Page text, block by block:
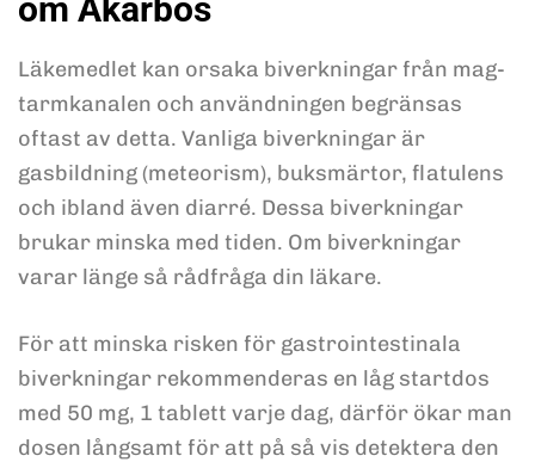
om Akarbos
Läkemedlet kan orsaka biverkningar från mag-
tarmkanalen och användningen begränsas
oftast av detta. Vanliga biverkningar är
gasbildning (meteorism), buksmärtor, flatulens
och ibland även diarré. Dessa biverkningar
brukar minska med tiden. Om biverkningar
varar länge så rådfråga din läkare.
För att minska risken för gastrointestinala
biverkningar rekommenderas en låg startdos
med 50 mg, 1 tablett varje dag, därför ökar man
dosen långsamt för att på så vis detektera den